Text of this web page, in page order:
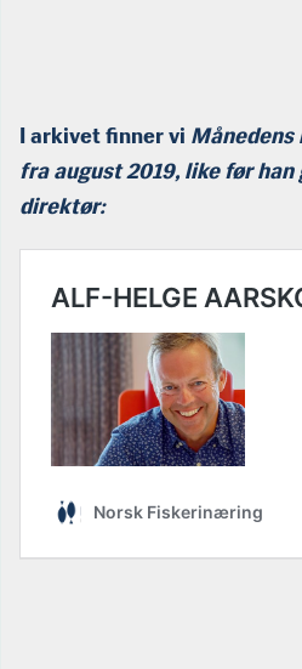
I arkivet finner vi Månedens
fra august 2019, like før han
direktør: